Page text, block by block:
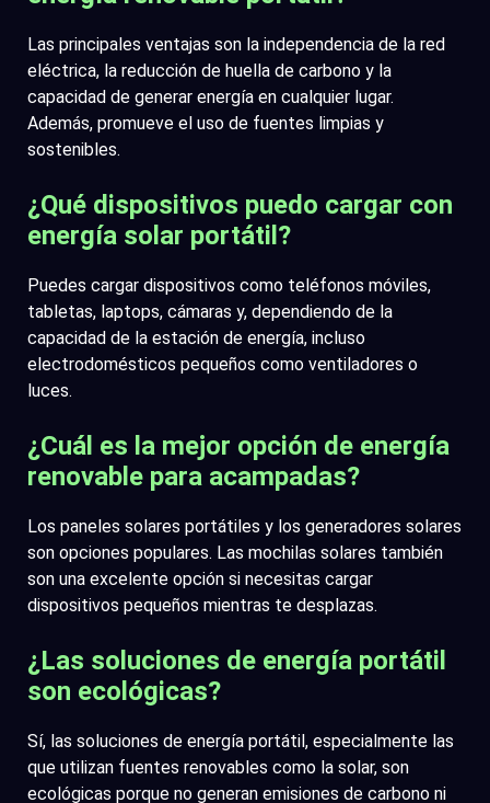
Las principales ventajas son la independencia de la red
eléctrica, la reducción de huella de carbono y la
capacidad de generar energía en cualquier lugar.
Además, promueve el uso de fuentes limpias y
sostenibles.
¿Qué dispositivos puedo cargar con
energía solar portátil?
Puedes cargar dispositivos como teléfonos móviles,
tabletas, laptops, cámaras y, dependiendo de la
capacidad de la estación de energía, incluso
electrodomésticos pequeños como ventiladores o
luces.
¿Cuál es la mejor opción de energía
renovable para acampadas?
Los paneles solares portátiles y los generadores solares
son opciones populares. Las mochilas solares también
son una excelente opción si necesitas cargar
dispositivos pequeños mientras te desplazas.
¿Las soluciones de energía portátil
son ecológicas?
Sí, las soluciones de energía portátil, especialmente las
que utilizan fuentes renovables como la solar, son
ecológicas porque no generan emisiones de carbono ni